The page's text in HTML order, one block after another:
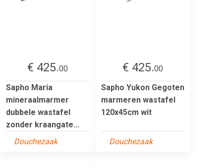
€ 425.00
Sapho Maria
mineraalmarmer
dubbele wastafel
zonder kraangate...
Douchezaak
€ 425.00
Sapho Yukon Gegoten
marmeren wastafel
120x45cm wit
Douchezaak